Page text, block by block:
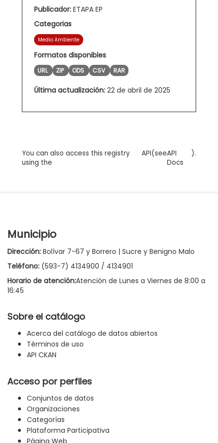
Publicador: ETAPA EP
Categorias
Medio Ambiente
Formatos disponibles
URL ZIP ODS CSV RAR
Última actualización: 22 de abril de 2025
You can also access this registry
using the
API(seeAPI
Docs
).
Municipio
Dirección: Bolívar 7-67 y Borrero | Sucre y Benigno Malo
Teléfono: (593-7) 4134900 / 4134901
Horario de atención:Atención de Lunes a Viernes de 8:00 a
16:45
Sobre el catálogo
Acerca del catálogo de datos abiertos
Términos de uso
API CKAN
Acceso por perfiles
Conjuntos de datos
Organizaciones
Categorías
Plataforma Participativa
Página Web